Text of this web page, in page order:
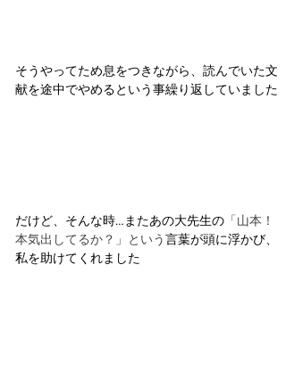
そうやってため息をつきながら、読んでいた文
献を途中でやめるという事繰り返していました
だけど、そんな時…またあの大先生の 「山本！
本気出してるか？」という言葉が頭に浮かび、
私を助けてくれました